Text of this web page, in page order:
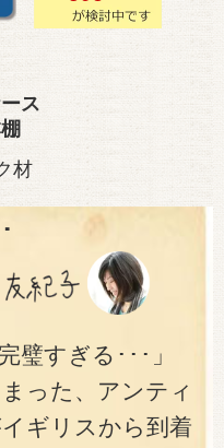
ス
材
璧すぎる･･･」
った、アンティ
ギリスから到着